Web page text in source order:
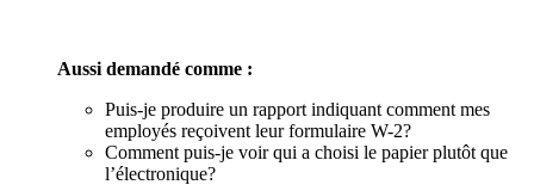
Aussi demandé comme :
Puis-je produire un rapport indiquant comment mes
employés reçoivent leur formulaire W-2?
Comment puis-je voir qui a choisi le papier plutôt que
l’électronique?